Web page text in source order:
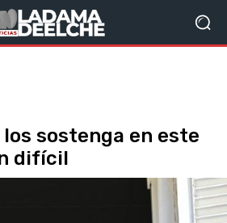
los sostenga en este
difícil